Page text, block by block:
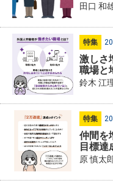
田口 和
特集
激しさ
職場と
鈴木 江
特集
仲間を
目標達
原 慎太